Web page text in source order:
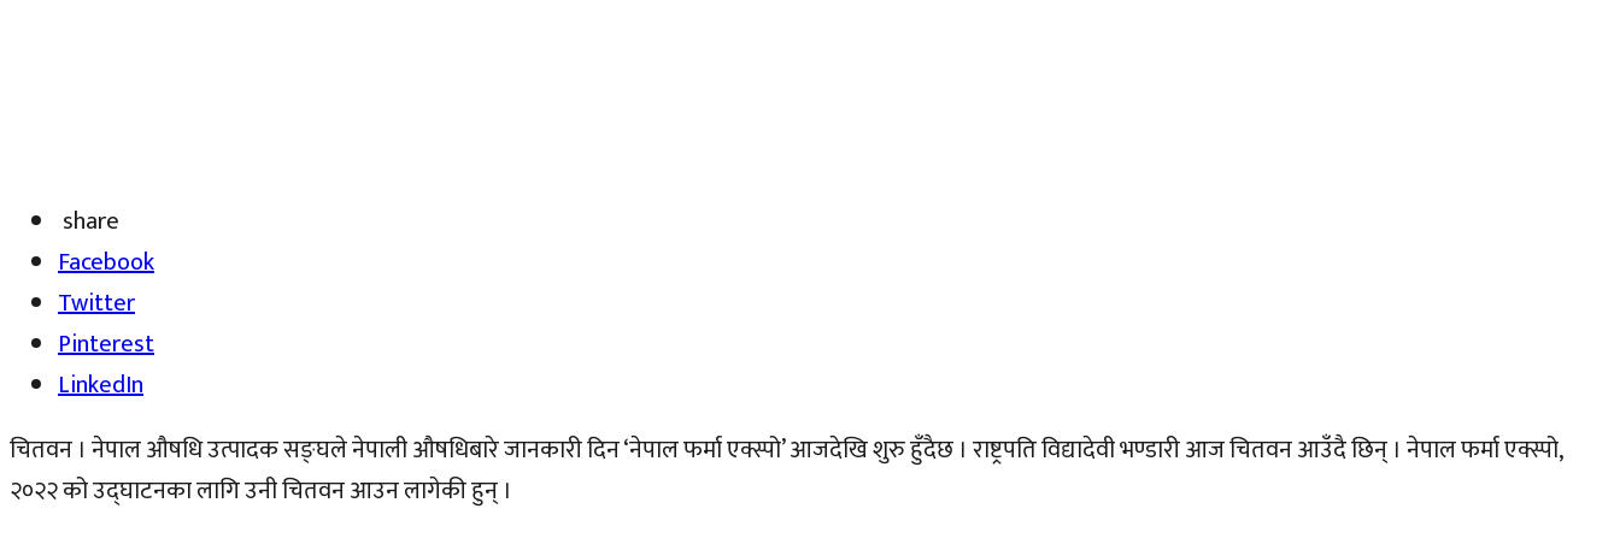
share
Facebook
Twitter
Pinterest
LinkedIn
चितवन । नेपाल औषधि उत्पादक सङ्घले नेपाली औषधिबारे जानकारी दिन ‘नेपाल फर्मा एक्स्पो’ आजदेखि शुरु हुँदैछ । राष्ट्रपति विद्यादेवी भण्डारी आज चितवन आउँदै छिन् । नेपाल फर्मा एक्स्पो,
२०२२ को उद्घाटनका लागि उनी चितवन आउन लागेकी हुन् ।